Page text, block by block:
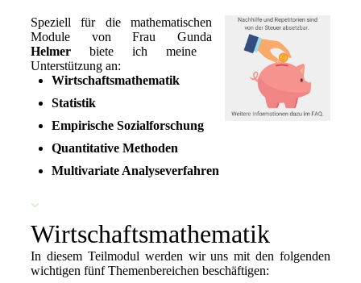
Speziell für die mathematischen
Module von Frau Gunda
Helmer biete ich meine
Unterstützung an:
Wirtschaftsmathematik
Statistik
Empirische Sozialforschung
Quantitative Methoden
Multivariate Analyseverfahren
Wirtschaftsmathematik
In diesem Teilmodul werden wir uns mit den folgenden
wichtigen fünf Themenbereichen beschäftigen: